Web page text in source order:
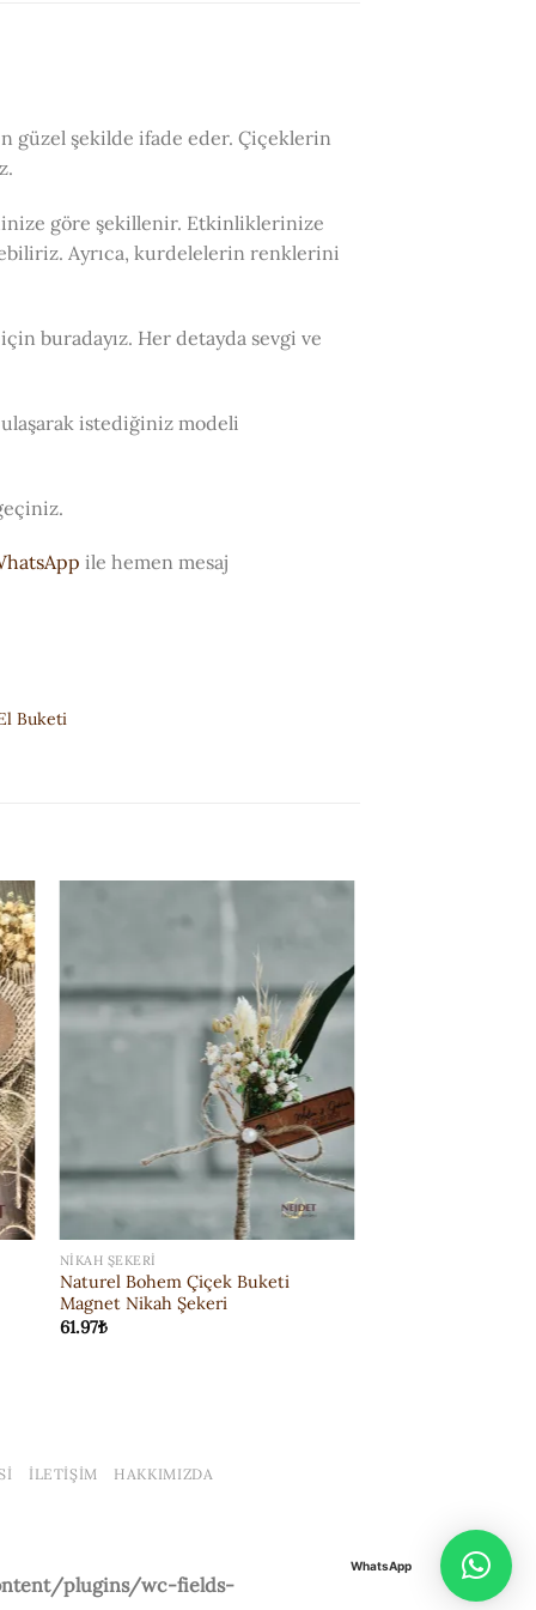
güzel şekilde ifade eder. Çiçeklerin
göre şekillenir. Etkinliklerinize
Ayrıca, kurdelelerin renklerini
buradayız. Her detayda sevgi ve
istediğiniz modeli
ile hemen mesaj
Buketi
LISTESI'NE
EKLE
NIKAH ŞEKERI
Naturel Bohem Çiçek Buketi
Magnet Nikah Şekeri
61.97₺
İLETIŞIM HAKKIMIZDA
plugins/wc-fields-
WhatsApp